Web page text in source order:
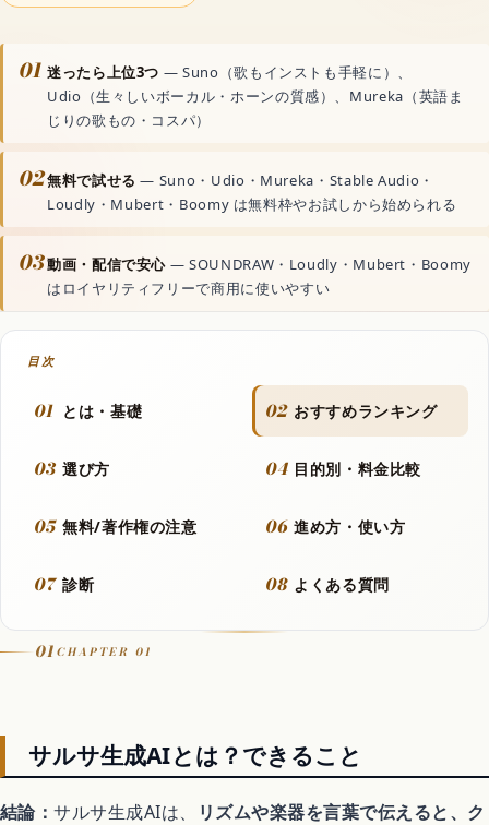
音声読み上げAI
文字起こしAI
音楽生成AI
資料・文書AI
アニメ
01 迷ったら上位3つ — Suno（歌もインストも手軽に）、
Udio（生々しいボーカル・ホーンの質感）、Mureka（英語ま
じりの歌もの・コスパ）
02無料で試せる — Suno・Udio・Mureka・Stable Audio・
Loudly・Mubert・Boomy は無料枠やお試しから始められる
03動画・配信で安心 — SOUNDRAW・Loudly・Mubert・Boomy
はロイヤリティフリーで商用に使いやすい
目次
01 とは・基礎 02 おすすめランキング
03 選び方 04 目的別・料金比較
05 無料/著作権の注意 06 進め方・使い方
07 診断 08 よくある質問
01CHAPTER 01
サルサ生成AIとは？できること
結論：サルサ生成AIは、
リズムや楽器を言葉で伝えると、ク